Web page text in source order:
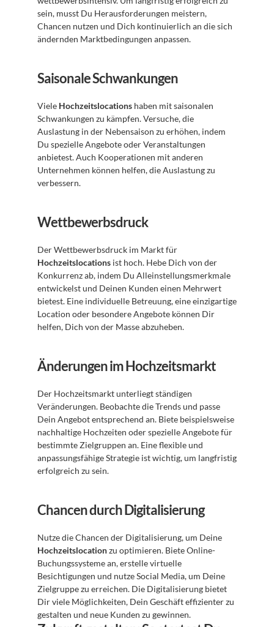
sein, musst Du Herausforderungen meistern,
Chancen nutzen und Dich kontinuierlich an die sich
ändernden Marktbedingungen anpassen.
Saisonale Schwankungen
Viele Hochzeitslocations haben mit saisonalen
Schwankungen zu kämpfen. Versuche, die
Auslastung in der Nebensaison zu erhöhen, indem
Du spezielle Angebote oder Veranstaltungen
anbietest. Auch Kooperationen mit anderen
Unternehmen können helfen, die Auslastung zu
verbessern.
Wettbewerbsdruck
Hochzeitslocations ist hoch. Hebe Dich von der
Konkurrenz ab, indem Du Alleinstellungsmerkmale
entwickelst und Deinen Kunden einen Mehrwert
bietest. Eine individuelle Betreuung, eine einzigartige
Location oder besondere Angebote können Dir
helfen, Dich von der Masse abzuheben.
Änderungen im Hochzeitsmarkt
Der Hochzeitsmarkt unterliegt ständigen
Veränderungen. Beobachte die Trends und passe
Dein Angebot entsprechend an. Biete beispielsweise
nachhaltige Hochzeiten oder spezielle Angebote für
bestimmte Zielgruppen an. Eine flexible und
anpassungsfähige Strategie ist wichtig, um langfristig
erfolgreich zu sein.
Chancen durch Digitalisierung
Hochzeitslocation zu optimieren. Biete Online-
Buchungssysteme an, erstelle virtuelle
Besichtigungen und nutze Social Media, um Deine
Zielgruppe zu erreichen. Die Digitalisierung bietet
Dir viele Möglichkeiten, Dein Geschäft effizienter zu
gestalten und neue Kunden zu gewinnen.